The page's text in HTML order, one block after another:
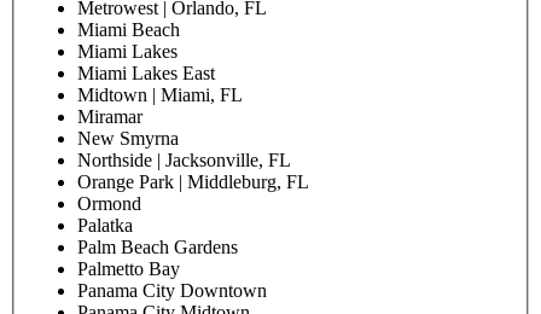
Metrowest | Orlando, FL
Miami Beach
Miami Lakes
Miami Lakes East
Midtown | Miami, FL
Miramar
New Smyrna
Northside | Jacksonville, FL
Orange Park | Middleburg, FL
Ormond
Palatka
Palm Beach Gardens
Palmetto Bay
Panama City Downtown